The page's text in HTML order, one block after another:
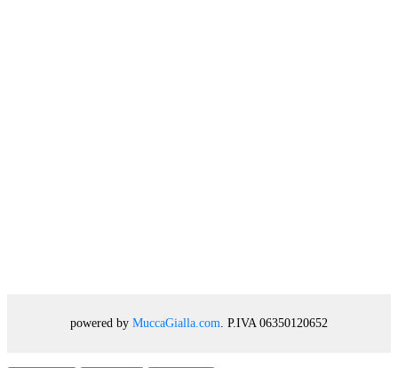
powered by MuccaGialla.com . P.IVA 06350120652